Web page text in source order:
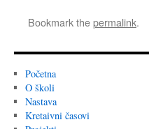
Bookmark thepermalink.
Početna
O školi
Nastava
Kretaivni časovi